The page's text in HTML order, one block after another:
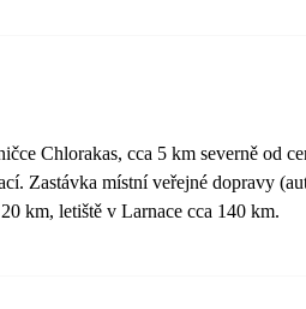
Chlorakas, cca 5 km severně od
Zastávka místní veřejné dopravy
km, letiště v Larnace cca 140 km.